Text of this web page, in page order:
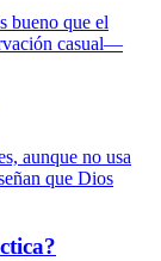
bueno que el
casual—
aunque no usa
que Dios